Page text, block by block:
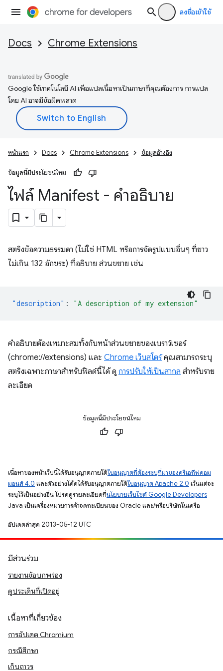
ลงชื่อเข้าใช้
Docs Chrome Extensions
Google ใช้เทคโนโลยี AI เพื่อแปลเนื้อหาเป็นภาษาที่คุณต้องการ การแปล
โดย AI อาจมีข้อผิดพลาด
หน้าแรก Docs Chrome Extensions ข้อมูลอ้างอิง
ข้อมูลนี้มีประโยชน์ไหม
ไฟล์ Manifest - คำอธิบาย
สตริงข้อความธรรมดา (ไม่ใช่ HTML หรือการจัดรูปแบบอื่นๆ ที่ยาว
ไม่เกิน 132 อักขระ) ที่อธิบาย ส่วนขยาย เช่น
"description" : "A description of my extension"
คำอธิบายต้องเหมาะสมทั้งกับหน้าส่วนขยายของเบราว์เซอร์
(chrome://extensions) และ Chrome เว็บสโตร์คุณสามารถระบุ
สตริงเฉพาะภาษาสำหรับฟิลด์นี้ได้ ดู การปรับให้เป็นสากล สำหรับราย
ละเอียด
ข้อมูลนี้มีประโยชน์ไหม
เนื้อหาของหน้าเว็บนี้ได้รับอนุญาตภายใต้ใบอนุญาตที่ต้องระบุที่มาของครีเอทีฟคอม
มอนส์ 4.0 และตัวอย่างโค้ดได้รับอนุญาตภายใต้ใบอนุญาต Apache 2.0 เว้นแต่จะ
ระบุไว้เป็นอย่างอื่น โปรดดูรายละเอียดที่นโยบายเว็บไซต์ Google Developers
Java เป็นเครื่องหมายการค้าจดทะเบียนของ Oracle และ/หรือบริษัทในเครือ
อัปเดตล่าสุด 2013-05-12 UTC
มีส่วนร่วม
รายงานข้อบกพร่อง
ดูประเด็นที่เปิดอยู่
เนื้อหาที่เกี่ยวข้อง
การอัปเดต Chromium
กรณีศึกษา
เก็บถาวร